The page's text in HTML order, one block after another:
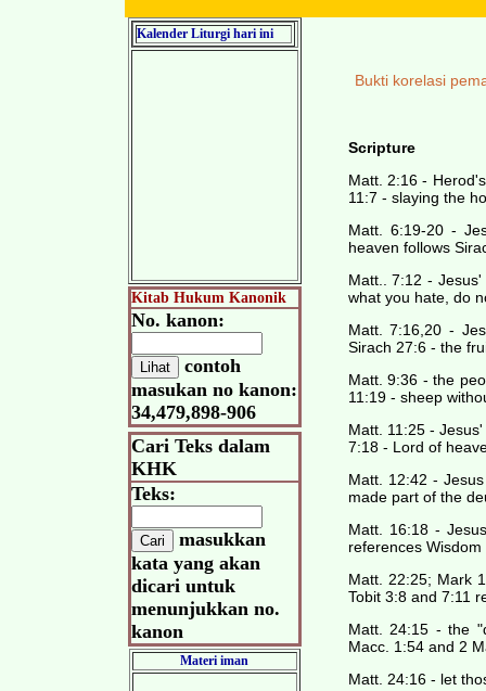
Kalender Liturgi hari ini
Kitab Hukum Kanonik
No. kanon:
contoh
masukan no kanon:
34,479,898-906
Cari Teks dalam
KHK
Teks:
masukkan
kata yang akan
dicari untuk
menunjukkan no.
kanon
Materi iman
Bukti korelasi
Scripture
Matt. 2:16 -
11:7 - slaying the
Matt. 6:19-20 -
heaven follows
Matt.. 7:12 -
what you hate, do
Matt. 7:16,20 -
Sirach 27:6 - the
Matt. 9:36 - the
11:19 - sheep
Matt. 11:25 -
7:18 - Lord of
Matt. 12:42 -
made part of the
Matt. 16:18 -
references Wisdom
Matt. 22:25; Mark
Tobit 3:8 and 7:11
Matt. 24:15 - the
Macc. 1:54 and 2
Matt. 24:16 - let